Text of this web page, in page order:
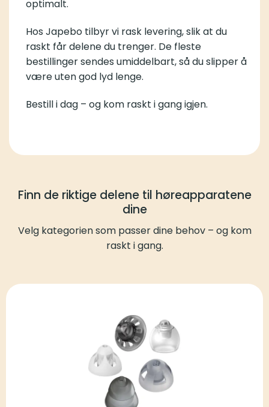
optimalt.
Hos Japebo tilbyr vi rask levering, slik at du
raskt får delene du trenger. De fleste
bestillinger sendes umiddelbart, så du slipper å
være uten god lyd lenge.
Bestill i dag – og kom raskt i gang igjen.
Finn de riktige delene til høreapparatene
dine
Velg kategorien som passer dine behov – og kom
raskt i gang.